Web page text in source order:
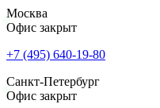
Москва
Офис закрыт
+7 (495) 640-19-80
Санкт-Петербург
Офис закрыт